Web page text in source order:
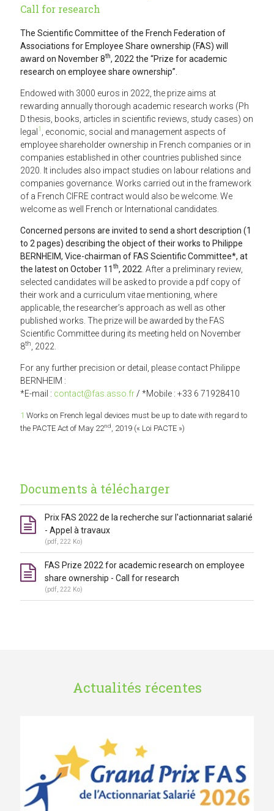
Call for research
The Scientific Committee of the French Federation of
Associations for Employee Share ownership (FAS) will
award on November 8th, 2022 the “Prize for academic
research on employee share ownership”.
Endowed with 3000 euros in 2022, the prize aims at
rewarding annually thorough academic research works (Ph
D thesis, books, articles in scientific reviews, study cases) on
legal 1
, economic, social and management aspects of
employee shareholder ownership in French companies or in
companies established in other countries published since
2020. It includes also impact studies on labour relations and
companies governance. Works carried out in the framework
of a French CIFRE contract would also be welcome. We
welcome as well French or International candidates.
Concerned persons are invited to send a short description (1
to 2 pages) describing the object of their works to Philippe
BERNHEIM, Vice-chairman of FAS Scientific Committee*, at
the latest on October 11 th, 2022 . After a preliminary review,
selected candidates will be asked to provide a pdf copy of
their work and a curriculum vitae mentioning, where
applicable, the researcher’s approach as well as other
published works. The prize will be awarded by the FAS
Scientific Committee during its meeting held on November
8th , 2022.
For any further precision or detail, please contact Philippe
BERNHEIM :
*E-mail : contact@fas.asso.fr/ *Mobile : +33 6 71928410
1 Works on French legal devices must be up to date with regard to
the PACTE Act of May 22nd , 2019 (« Loi PACTE »)
Documents à télécharger
Prix FAS 2022 de la recherche sur l'actionnariat salarié
- Appel à travaux
(pdf, 222 Ko)
FAS Prize 2022 for academic research on employee
share ownership - Call for research
(pdf, 222 Ko)
Actualités récentes